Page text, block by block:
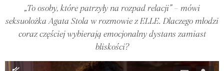
„To osoby, które patrzyły na rozpad relacji” – mówi
seksuolożka Agata Stola w rozmowie z ELLE. Dlaczego młodzi
coraz częściej wybierają emocjonalny dystans zamiast
bliskości?